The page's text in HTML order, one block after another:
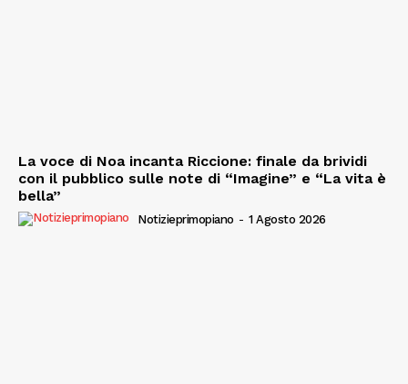
La voce di Noa incanta Riccione: finale da brividi
con il pubblico sulle note di “Imagine” e “La vita è
bella”
Notizieprimopiano - 1 Agosto 2026